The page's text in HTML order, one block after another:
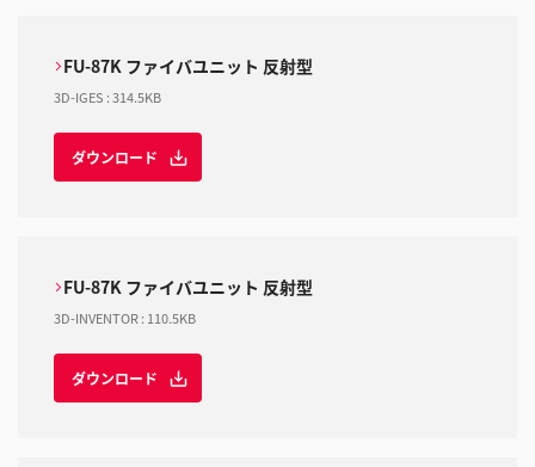
FU-87K ファイバユニット 反射型
3D-IGES :314.5KB
ダウンロード
FU-87K ファイバユニット 反射型
3D-INVENTOR: 110.5KB
ダウンロード